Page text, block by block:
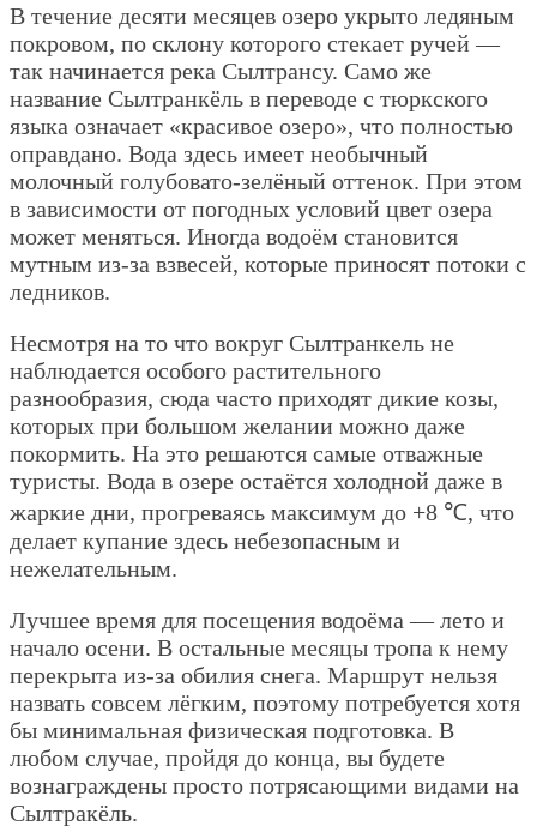
В течение десяти месяцев озеро укрыто ледяным
покровом, по склону которого стекает ручей —
так начинается река Сылтрансу. Само же
название Сылтранкёль в переводе с тюркского
языка означает «красивое озеро», что полностью
оправдано. Вода здесь имеет необычный
молочный голубовато-зелёный оттенок. При этом
в зависимости от погодных условий цвет озера
может меняться. Иногда водоём становится
мутным из-за взвесей, которые приносят потоки с
ледников.
Несмотря на то что вокруг Сылтранкель не
наблюдается особого растительного
разнообразия, сюда часто приходят дикие козы,
которых при большом желании можно даже
покормить. На это решаются самые отважные
туристы. Вода в озере остаётся холодной даже в
жаркие дни, прогреваясь максимум до +8 ℃, что
делает купание здесь небезопасным и
нежелательным.
Лучшее время для посещения водоёма — лето и
начало осени. В остальные месяцы тропа к нему
перекрыта из-за обилия снега. Маршрут нельзя
назвать совсем лёгким, поэтому потребуется хотя
бы минимальная физическая подготовка. В
любом случае, пройдя до конца, вы будете
вознаграждены просто потрясающими видами на
Сылтракёль.